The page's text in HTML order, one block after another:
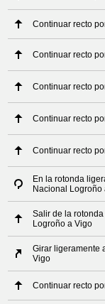
Continuar recto
Continuar recto
Continuar recto
Continuar recto
Continuar recto
En la rotonda
Nacional Logroño
Salir de la
Logroño a Vigo
Girar ligeramente
Vigo
Continuar recto